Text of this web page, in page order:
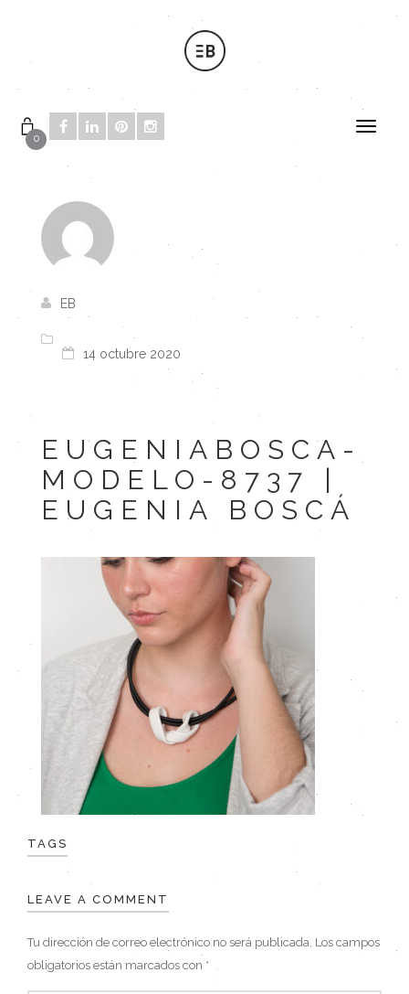
0
EB
14 octubre 2020
EUGENIABOSCA-
MODELO-8737 |
EUGENIA BOSCÁ
TAGS
LEAVE A COMMENT
Tu dirección de correo electrónico no será publicada. Los campos
obligatorios están marcados con *